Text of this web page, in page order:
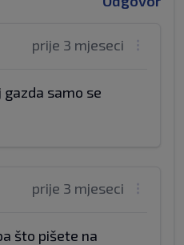
prije 3 mjeseci
gazda samo se
prije 3 mjeseci
što pišete na